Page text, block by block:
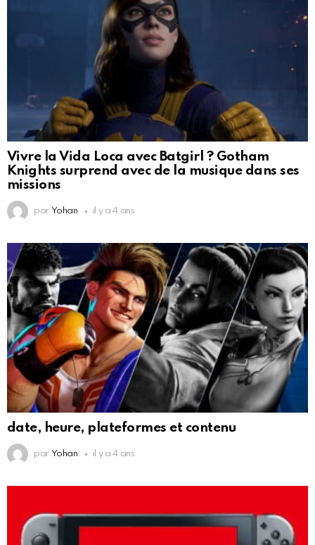
Vivre la Vida Loca avec Batgirl ? Gotham
Knights surprend avec de la musique dans ses
missions
par Yohan il y a 4 ans
date, heure, plateformes et contenu
par Yohan il y a 4 ans